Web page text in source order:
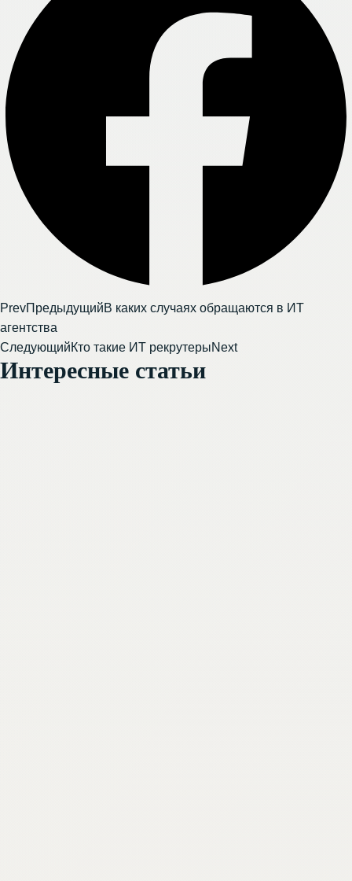
PrevПредыдущийВ каких случаях обращаются в ИТ
агентства
СледующийКто такие ИТ рекрутерыNext
Интересные статьи